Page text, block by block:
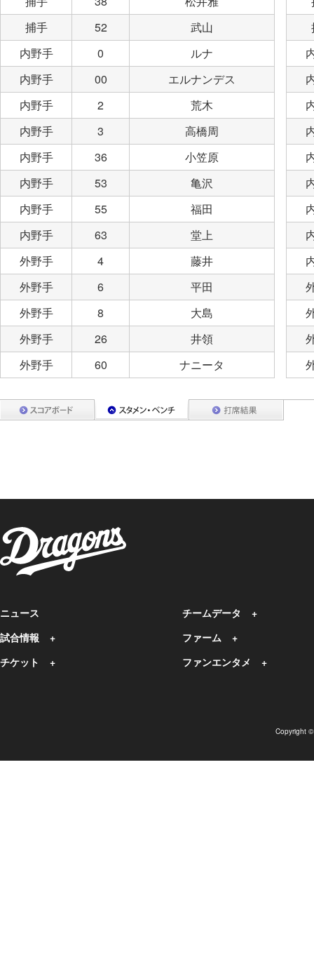
捕手
52
武山
内野手
0
ルナ
内野手
00
エルナンデス
内野手
2
荒木
内野手
3
高橋周
内野手
36
小笠原
内野手
53
亀沢
内野手
55
福田
内野手
63
堂上
外野手
4
藤井
外野手
6
平田
外野手
8
大島
外野手
26
井領
外野手
60 ナニータ
ニュース
試合情報
チケット
チームデータ
ファーム
ファンエンタメ
Copyright